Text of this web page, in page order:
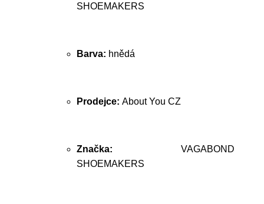
SHOEMAKERS
Barva: hnědá
Prodejce: About You CZ
Značka: VAGABOND
SHOEMAKERS